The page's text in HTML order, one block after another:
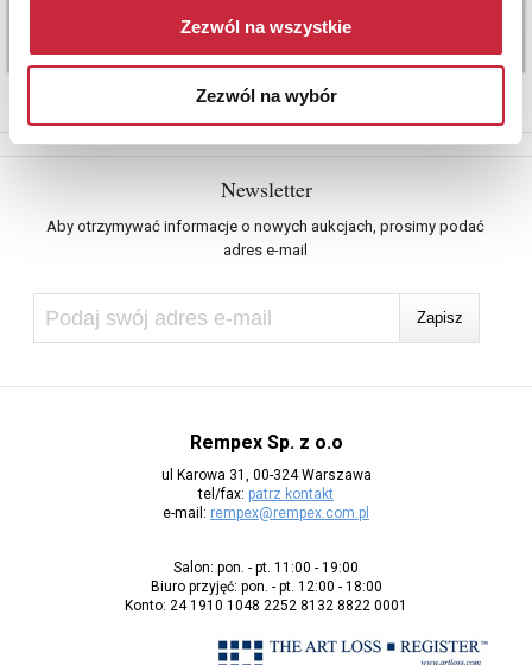
Zezwól na wszystkie
Zezwól na wybór
Newsletter
Aby otrzymywać informacje o nowych aukcjach, prosimy podać
adres e-mail
Rempex Sp. z o.o
ul Karowa 31, 00-324 Warszawa
tel/fax: patrz kontakt
e-mail: rempex@rempex.com.pl
Salon: pon. - pt. 11:00 - 19:00
Biuro przyjęć: pon. - pt. 12:00 - 18:00
Konto: 24 1910 1048 2252 8132 8822 0001